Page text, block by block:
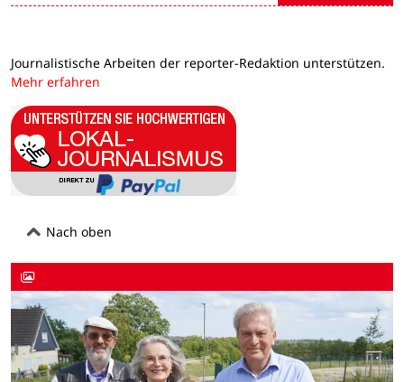
Journalistische Arbeiten der reporter-Redaktion unterstützen.
Mehr erfahren
Nach oben